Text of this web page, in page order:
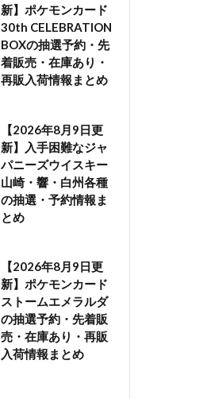
新】ポケモンカード
30th CELEBRATION
BOXの抽選予約・先
着販売・在庫あり・
再販入荷情報まとめ
【2026年8月9日更
新】入手困難なジャ
パニーズウイスキー
山崎・響・白州各種
の抽選・予約情報ま
とめ
【2026年8月9日更
新】ポケモンカード
ストームエメラルダ
の抽選予約・先着販
売・在庫あり・再販
入荷情報まとめ